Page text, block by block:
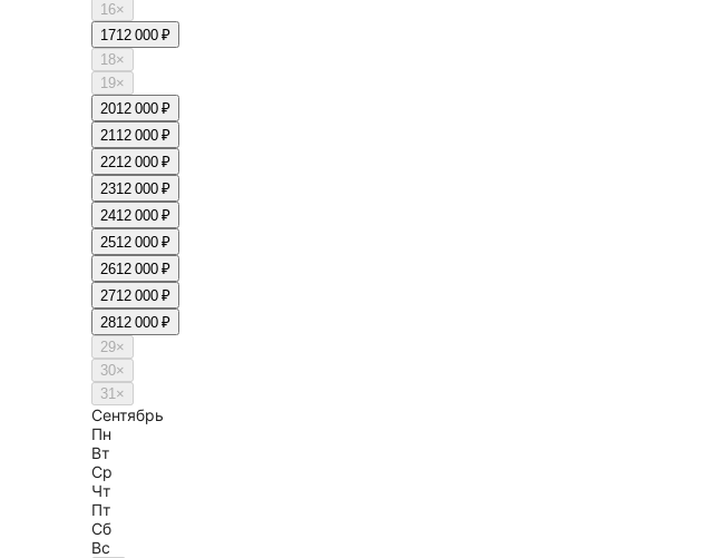
16×
1712 000 ₽
18×
19×
2012 000 ₽
2112 000 ₽
2212 000 ₽
2312 000 ₽
2412 000 ₽
2512 000 ₽
2612 000 ₽
2712 000 ₽
2812 000 ₽
29×
30×
31×
Сентябрь
Пн
Вт
Ср
Чт
Пт
Сб
Вс